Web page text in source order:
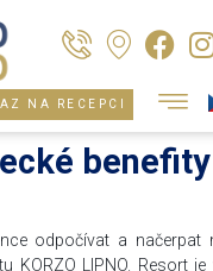
NA RECEPCI
benefity
odpočívat a načerpat
KORZO LIPNO. Resort